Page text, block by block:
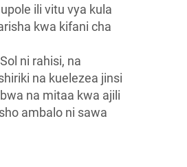
ili vitu vya kula
kwa kifani cha
ni rahisi, na
na kuelezea jinsi
na mitaa kwa ajili
ambalo ni sawa